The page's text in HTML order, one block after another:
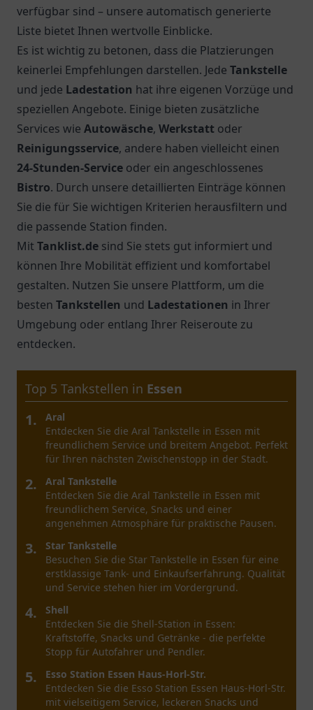
verfügbar sind – unsere automatisch generierte
Liste bietet Ihnen wertvolle Einblicke.
Es ist wichtig zu betonen, dass die Platzierungen
keinerlei Empfehlungen darstellen. Jede Tankstelle
und jede Ladestation hat ihre eigenen Vorzüge und
speziellen Angebote. Einige bieten zusätzliche
Services wie Autowäsche, Werkstatt oder
Reinigungsservice, andere haben vielleicht einen
24-Stunden-Service oder ein angeschlossenes
Bistro. Durch unsere detaillierten Einträge können
Sie die für Sie wichtigen Kriterien herausfiltern und
die passende Station finden.
Mit Tanklist.de sind Sie stets gut informiert und
können Ihre Mobilität effizient und komfortabel
gestalten. Nutzen Sie unsere Plattform, um die
besten Tankstellen und Ladestationen in Ihrer
Umgebung oder entlang Ihrer Reiseroute zu
entdecken.
Top 5 Tankstellen in Essen
1.
Aral
Entdecken Sie die Aral Tankstelle in Essen mit
freundlichem Service und breitem Angebot. Perfekt
für Ihren nächsten Zwischenstopp in der Stadt.
2.
Aral Tankstelle
Entdecken Sie die Aral Tankstelle in Essen mit
freundlichem Service, Snacks und einer
angenehmen Atmosphäre für praktische Pausen.
3.
Star Tankstelle
Besuchen Sie die Star Tankstelle in Essen für eine
erstklassige Tank- und Einkaufserfahrung. Qualität
und Service stehen hier im Vordergrund.
4.
Shell
Entdecken Sie die Shell-Station in Essen:
Kraftstoffe, Snacks und Getränke - die perfekte
Stopp für Autofahrer und Pendler.
5.
Esso Station Essen Haus-Horl-Str.
Entdecken Sie die Esso Station Essen Haus-Horl-Str.
mit vielseitigem Service, leckeren Snacks und